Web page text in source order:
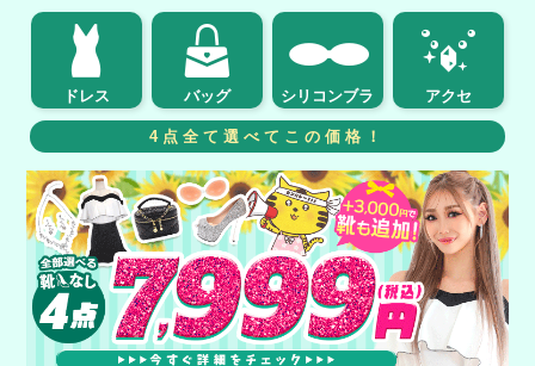
ドレス バッグ シリコンブラ アクセ
4点全て選べてこの価格！